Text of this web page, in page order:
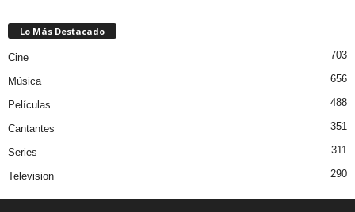
Lo Más Destacado
Cine 703
Música 656
Películas 488
Cantantes 351
Series 311
Television 290